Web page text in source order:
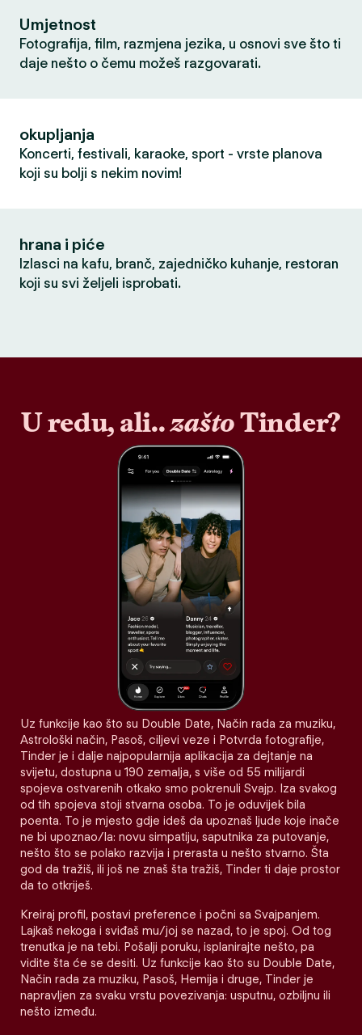
Umjetnost
Fotografija, film, razmjena jezika, u osnovi sve što ti
daje nešto o čemu možeš razgovarati.
okupljanja
Koncerti, festivali, karaoke, sport - vrste planova
koji su bolji s nekim novim!
hrana i piće
Izlasci na kafu, branč, zajedničko kuhanje, restoran
koji su svi željeli isprobati.
U redu, ali..zaštoTinder?
Uz funkcije kao što su Double Date, Način rada za muziku,
Astrološki način, Pasoš, ciljevi veze i Potvrda fotografije,
Tinder je i dalje najpopularnija aplikacija za dejtanje na
svijetu, dostupna u 190 zemalja, s više od 55 milijardi
spojeva ostvarenih otkako smo pokrenuli Svajp. Iza svakog
od tih spojeva stoji stvarna osoba. To je oduvijek bila
poenta. To je mjesto gdje ideš da upoznaš ljude koje inače
ne bi upoznao/la: novu simpatiju, saputnika za putovanje,
nešto što se polako razvija i prerasta u nešto stvarno. Šta
god da tražiš, ili još ne znaš šta tražiš, Tinder ti daje prostor
da to otkriješ.
Kreiraj profil, postavi preference i počni sa Svajpanjem.
Lajkaš nekoga i sviđaš mu/joj se nazad, to je spoj. Od tog
trenutka je na tebi. Pošalji poruku, isplanirajte nešto, pa
vidite šta će se desiti. Uz funkcije kao što su Double Date,
Način rada za muziku, Pasoš, Hemija i druge, Tinder je
napravljen za svaku vrstu povezivanja: usputnu, ozbiljnu ili
nešto između.